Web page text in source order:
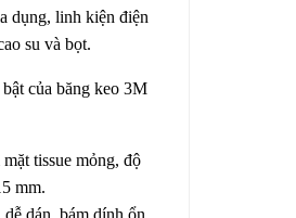
dụng, linh kiện điện
su và bọt.
của băng keo 3M
tissue mỏng, độ
mm.
dán, bám dính ổn